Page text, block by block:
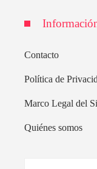
Contacto
Política de
Marco Legal del
Quiénes somos